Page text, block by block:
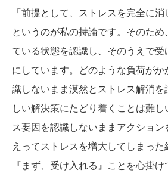
「前提として、ストレスを完全に
というのが私の持論です。そのた
ている状態を認識し、そのうえで
にしています。どのような負荷が
識しないまま漠然とストレス解消
しい解決策にたどり着くことは難
ス要因を認識しないままアクショ
えってストレスを増大してしまった
『まず、受け入れる』ことを心掛け